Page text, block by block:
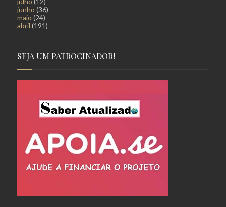
junho (36)
maio (24)
abril (191)
SEJA UM PATROCINADOR!